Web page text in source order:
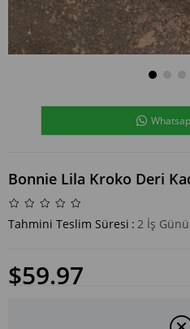
Bonnie Lila Kroko Deri
Tahmini Teslim Süresi : 2 İş Günü
$59.97